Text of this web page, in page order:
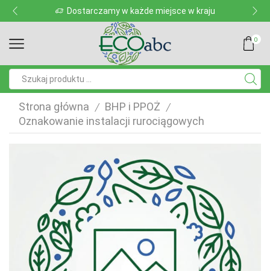
Dostarczamy w każde miejsce w kraju
0
Strona główna / BHP i PPOŻ /
Oznakowanie instalacji rurociągowych